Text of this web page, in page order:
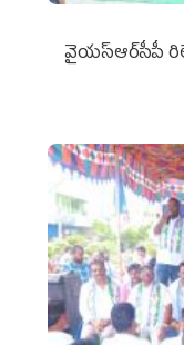
వైయ‌స్ఆర్‌సీపీ